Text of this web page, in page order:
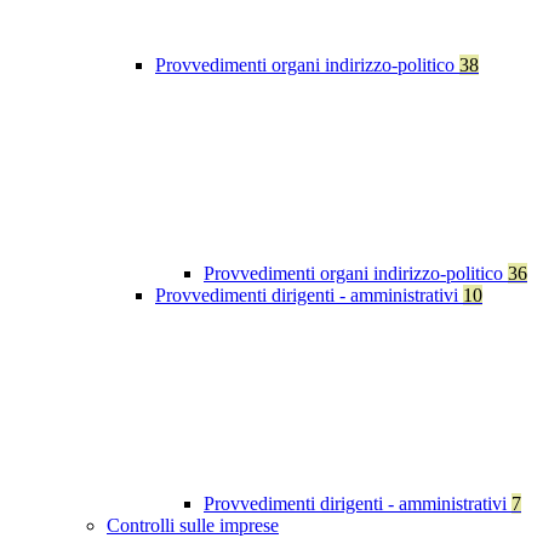
Provvedimenti organi indirizzo-politico 38
Provvedimenti organi indirizzo-politico 36
Provvedimenti dirigenti - amministrativi 10
Provvedimenti dirigenti - amministrativi 7
Controlli sulle imprese